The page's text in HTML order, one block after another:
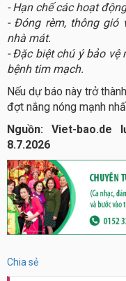
- Hạn chế các hoạt
- Đóng rèm, thông gió
nhà mát.
- Đặc biệt chú ý bảo vệ
bệnh tim mạch.
Nếu dự báo này trở
đợt nắng nóng mạnh
Nguồn: Viet-bao.de
8.7.2026
Chia sẻ